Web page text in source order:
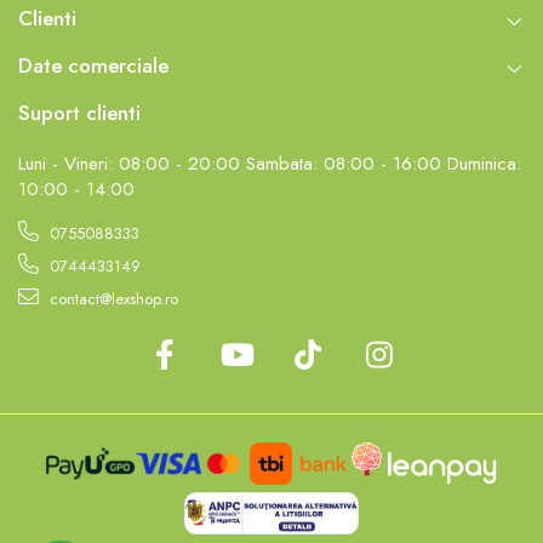
LEGO Mindstorms
LEGO Minecraft
LEGO Minions
LEGO Movie
LEGO Sonic the Hedgehog
LEGO Speed Champions
LEGO Super Mario
LEGO Wednesday
Clienti
Date comerciale
Suport clienti
Luni - Vineri: 08:00 - 20:00 Sambata: 08:00 - 16:00 Duminica:
10:00 - 14:00
0755088333
0744433149
contact@lexshop.ro